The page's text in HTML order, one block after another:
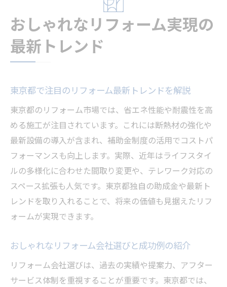
おしゃれなリフォーム実現の
最新トレンド
東京都で注目のリフォーム最新トレンドを解説
東京都のリフォーム市場では、省エネ性能や耐震性を高
める施工が注目されています。これには断熱材の強化や
最新設備の導入が含まれ、補助金制度の活用でコストパ
フォーマンスも向上します。実際、近年はライフスタイ
ルの多様化に合わせた間取り変更や、テレワーク対応の
スペース拡張も人気です。東京都独自の助成金や最新ト
レンドを取り入れることで、将来の価値も見据えたリフ
ォームが実現できます。
おしゃれなリフォーム会社選びと成功例の紹介
リフォーム会社選びは、過去の実績や提案力、アフター
サービス体制を重視することが重要です。東京都では、